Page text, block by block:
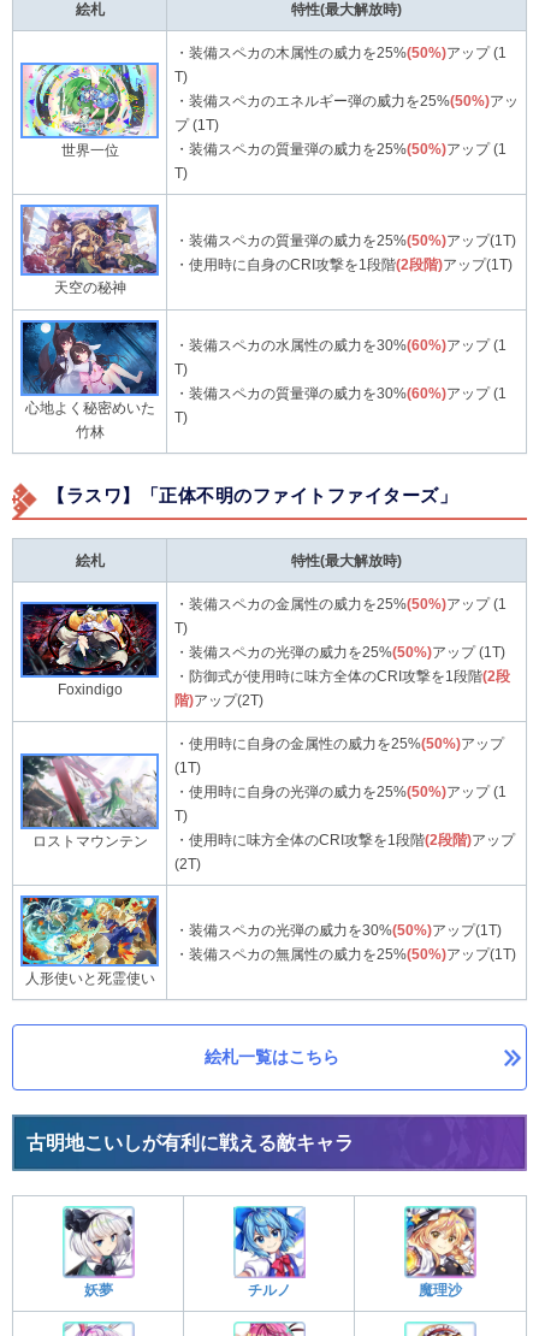
絵札 特性(最大解放時)
世界一位
・装備スペカの木属性の威力を25%(50%)アップ (1
T)
・装備スペカのエネルギー弾の威力を25%(50%)アッ
プ (1T)
・装備スペカの質量弾の威力を25%(50%)アップ (1
T)
天空の秘神
・装備スペカの質量弾の威力を25%(50%)アップ(1T)
・使用時に自身のCRI攻撃を1段階(2段階)アップ(1T)
心地よく秘密めいた
竹林
・装備スペカの水属性の威力を30%(60%)アップ (1
T)
・装備スペカの質量弾の威力を30%(60%)アップ (1
T)
【ラスワ】「正体不明のファイトファイターズ」
絵札 特性(最大解放時)
Foxindigo
・装備スペカの金属性の威力を25%(50%)アップ (1
T)
・装備スペカの光弾の威力を25%(50%)アップ (1T)
・防御式が使用時に味方全体のCRI攻撃を1段階(2段
階)アップ(2T)
ロストマウンテン
・使用時に自身の金属性の威力を25%(50%)アップ
(1T)
・使用時に自身の光弾の威力を25%(50%)アップ (1
T)
・使用時に味方全体のCRI攻撃を1段階(2段階)アップ
(2T)
人形使いと死霊使い
・装備スペカの光弾の威力を30%(50%)アップ(1T)
・装備スペカの無属性の威力を25%(50%)アップ(1T)
絵札一覧はこちら
古明地こいしが有利に戦える敵キャラ
妖夢 チルノ 魔理沙